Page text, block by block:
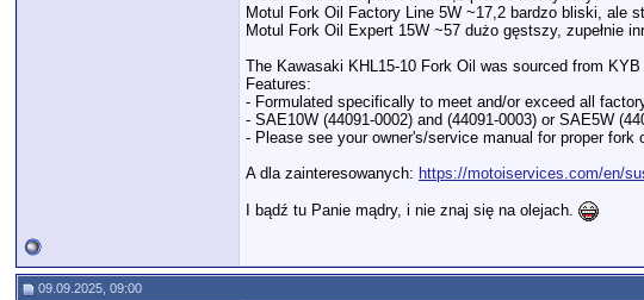
Motul Fork Oil Factory Line 5W ~17,2 bardzo bliski, ale
Motul Fork Oil Expert 15W ~57 dużo gęstszy, zupełnie
The Kawasaki KHL15-10 Fork Oil was sourced from
Features:
- Formulated specifically to meet and/or exceed all
- SAE10W (44091-0002) and (44091-0003) or SAE5W
- Please see your owner's/service manual for proper fork
A dla zainteresowanych: https://motoiservices.com/en/
I bądź tu Panie mądry, i nie znaj się na olejach.
09.09.2025, 09:00